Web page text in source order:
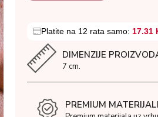
Platite na 12 rata samo: 17.31
DIMENZIJE
7 cm.
PREMIUM MATERIJALI